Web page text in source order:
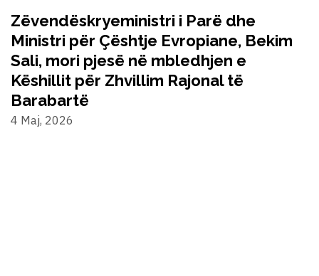
Zëvendëskryeministri i Parë dhe
Ministri për Çështje Evropiane, Bekim
Sali, mori pjesë në mbledhjen e
Këshillit për Zhvillim Rajonal të
Barabartë
4 Maj, 2026